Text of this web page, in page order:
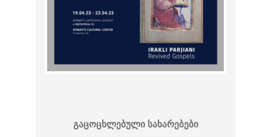
გაცოცხლებული სახარებები